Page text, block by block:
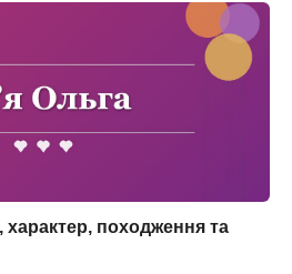
характер, походження та